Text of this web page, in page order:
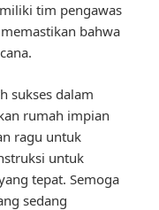
tim pengawas
bahwa
sukses dalam
rumah impian
ragu untuk
untuk
tepat. Semoga
sedang